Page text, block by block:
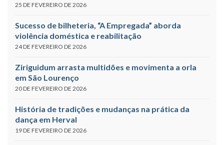
25 DE FEVEREIRO DE 2026
Sucesso de bilheteria, “A Empregada” aborda
violência doméstica e reabilitação
24 DE FEVEREIRO DE 2026
Ziriguidum arrasta multidões e movimenta a orla
em São Lourenço
20 DE FEVEREIRO DE 2026
História de tradições e mudanças na prática da
dança em Herval
19 DE FEVEREIRO DE 2026